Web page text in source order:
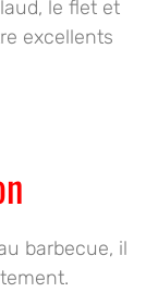
, le flet et
excellents
barbecue, il